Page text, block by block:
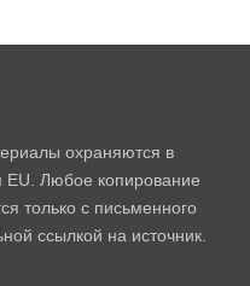
охраняются в
EU. Любое копирование
только с письменного
ссылкой на источник.